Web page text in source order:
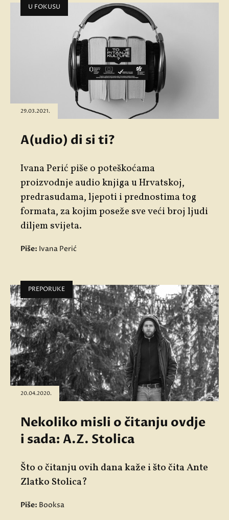
U FOKUSU
29.03.2021.
A(udio) di si ti?
Ivana Perić piše o poteškoćama
proizvodnje audio knjiga u Hrvatskoj,
predrasudama, ljepoti i prednostima tog
formata, za kojim poseže sve veći broj ljudi
diljem svijeta.
Piše: Ivana Perić
PREPORUKE
20.04.2020.
Nekoliko misli o čitanju ovdje
i sada: A.Z. Stolica
Što o čitanju ovih dana kaže i što čita Ante
Zlatko Stolica?
Piše: Booksa